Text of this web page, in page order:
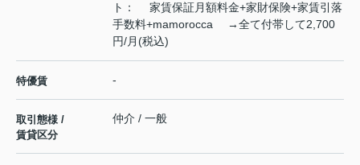
ト： 家賃保証月額料金+家財保険+家賃引落
手数料+mamorocca →全て付帯して2,700
円/月(税込)
特優賃 -
取引態様 /
賃貸区分
仲介 / 一般